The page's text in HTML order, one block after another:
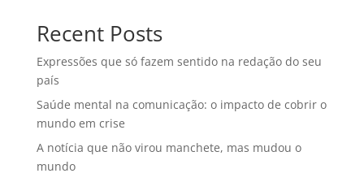
Recent Posts
Expressões que só fazem sentido na redação do seu
país
Saúde mental na comunicação: o impacto de cobrir o
mundo em crise
A notícia que não virou manchete, mas mudou o
mundo